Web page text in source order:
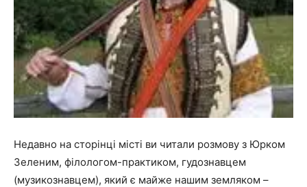
Недавно на сторінці місті ви читали розмову з Юрком
Зеленим, філологом-практиком, гудознавцем
(музикознавцем), який є майже нашим земляком –